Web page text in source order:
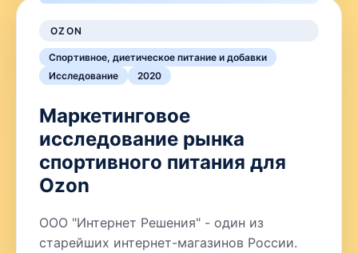
OZON
Спортивное, диетическое питание и добавки
Исследование
2020
Маркетинговое
исследование рынка
спортивного питания для
Ozon
ООО "Интернет Решения" - один из
старейших интернет-магазинов России.